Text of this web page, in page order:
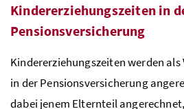
Kindererziehungszeiten in
Pensionsversicherung
Kindererziehungszeiten werden
in der Pensionsversicherung
dabei jenem Elternteil